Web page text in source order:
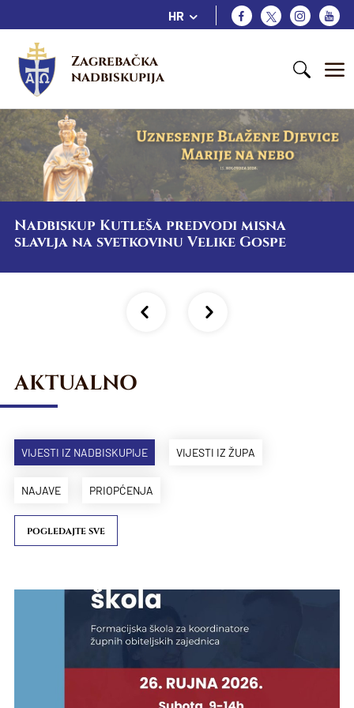
HR
Zagrebačka
nadbiskupija
Nadbiskup Kutleša predvodi misna
slavlja na svetkovinu Velike Gospe
AKTUALNO
VIJESTI IZ NADBISKUPIJE VIJESTI IZ ŽUPA
NAJAVE PRIOPĆENJA
POGLEDAJTE SVE